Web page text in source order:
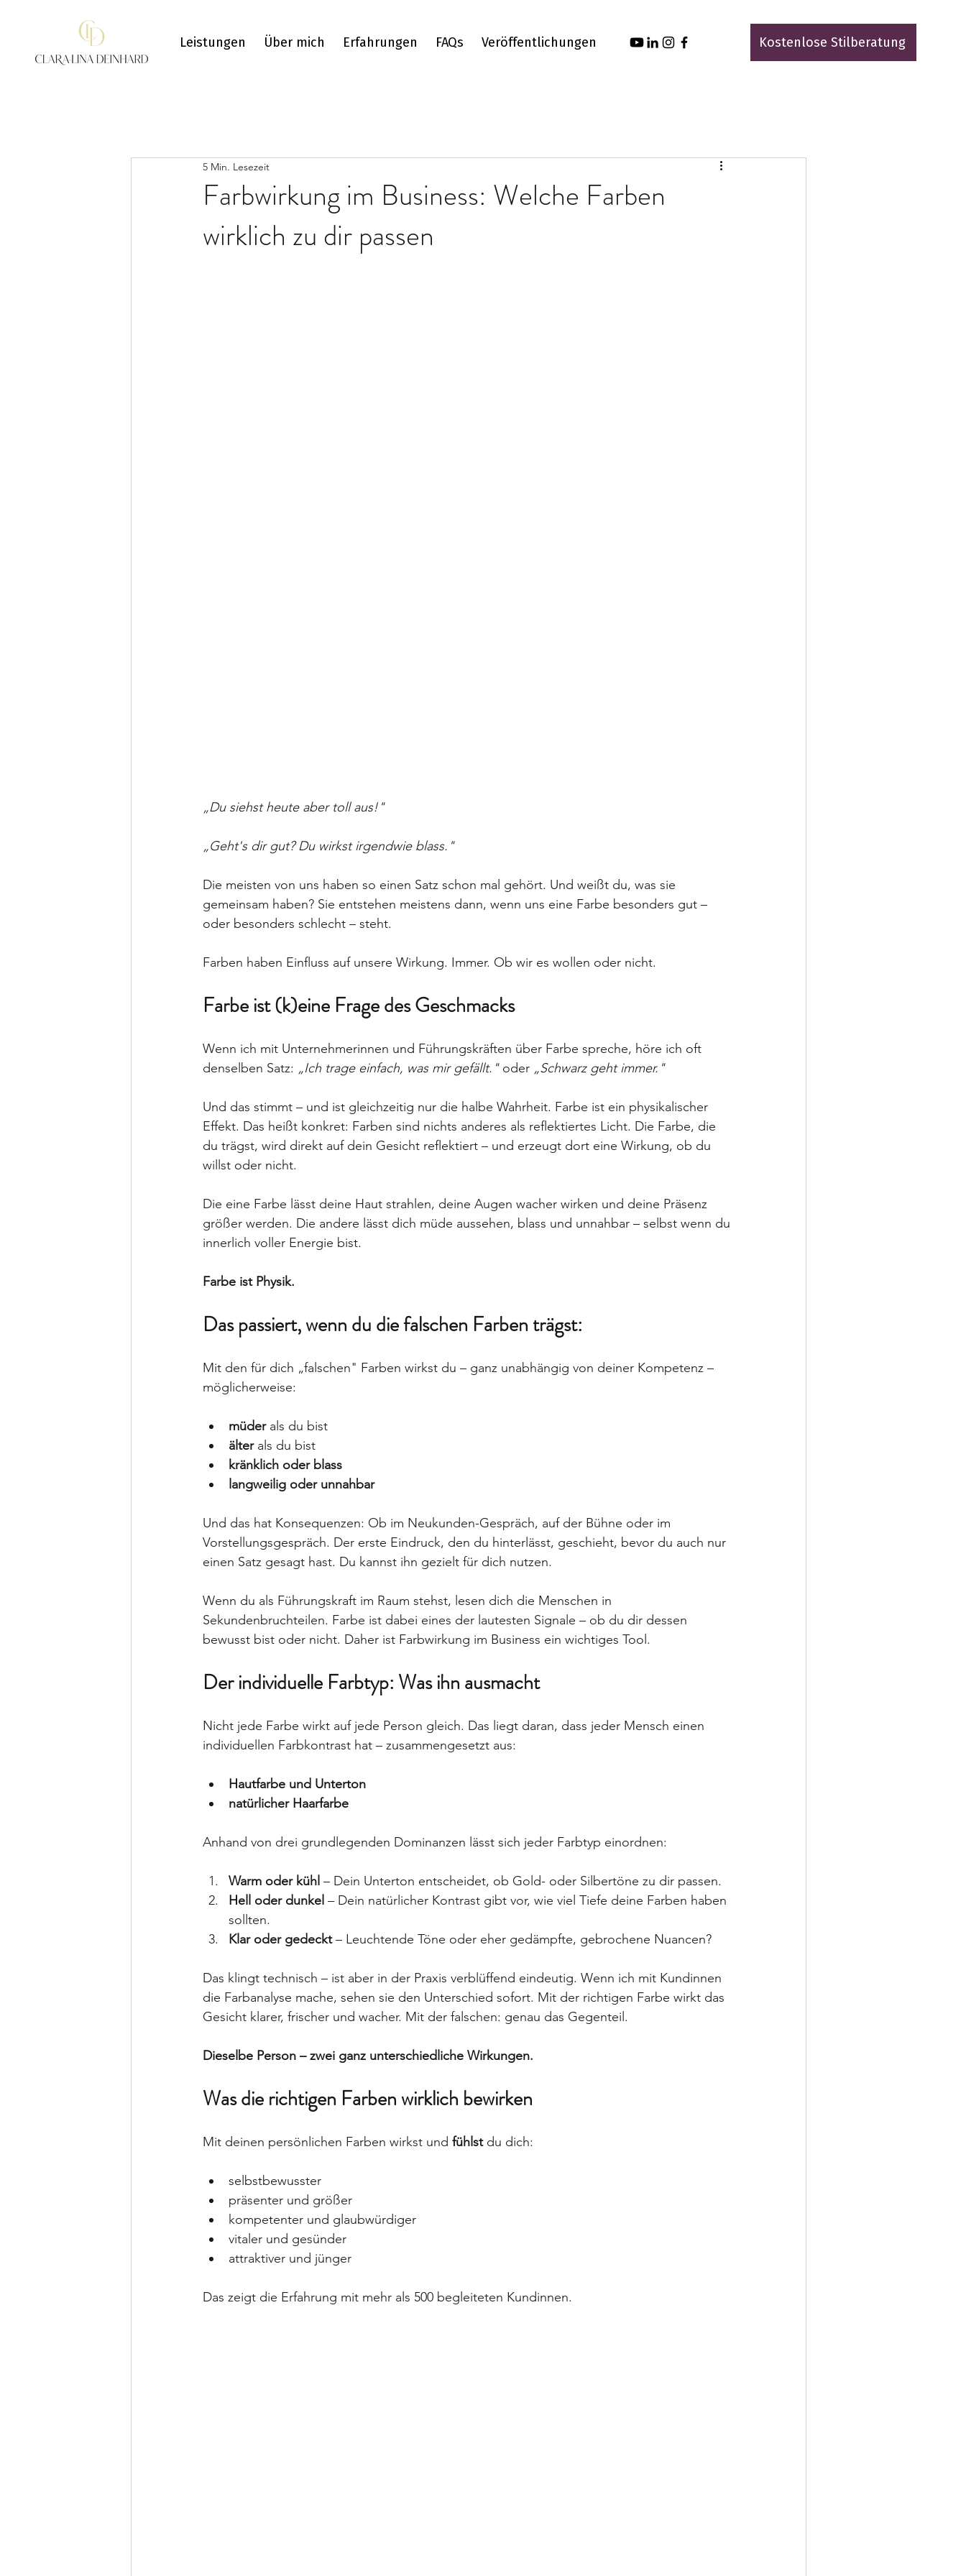
Leistungen Über mich Erfahrungen FAQs Veröffentlichungen Kostenlose Stilberatung
Farbwirkung im Business: Welche Farben
wirklich zu dir passen
5 Min. Lesezeit
„Du siehst heute aber toll aus!"
„Geht's dir gut? Du wirkst irgendwie blass."
Die meisten von uns haben so einen Satz schon mal gehört. Und weißt du, was sie
gemeinsam haben? Sie entstehen meistens dann, wenn uns eine Farbe besonders gut –
oder besonders schlecht – steht.
Farben haben Einfluss auf unsere Wirkung. Immer. Ob wir es wollen oder nicht.
Farbe ist (k)eine Frage des Geschmacks
Wenn ich mit Unternehmerinnen und Führungskräften über Farbe spreche, höre ich oft
denselben Satz: „Ich trage einfach, was mir gefällt." oder „Schwarz geht immer."
Und das stimmt – und ist gleichzeitig nur die halbe Wahrheit. Farbe ist ein physikalischer
Effekt. Das heißt konkret: Farben sind nichts anderes als reflektiertes Licht. Die Farbe, die
du trägst, wird direkt auf dein Gesicht reflektiert – und erzeugt dort eine Wirkung, ob du
willst oder nicht.
Die eine Farbe lässt deine Haut strahlen, deine Augen wacher wirken und deine Präsenz
größer werden. Die andere lässt dich müde aussehen, blass und unnahbar – selbst wenn du
innerlich voller Energie bist.
Farbe ist Physik.
Das passiert, wenn du die falschen Farben trägst:
Mit den für dich „falschen" Farben wirkst du – ganz unabhängig von deiner Kompetenz –
möglicherweise:
müder als du bist
älter als du bist
kränklich oder blass
langweilig oder unnahbar
Und das hat Konsequenzen: Ob im Neukunden-Gespräch, auf der Bühne oder im
Vorstellungsgespräch. Der erste Eindruck, den du hinterlässt, geschieht, bevor du auch nur
einen Satz gesagt hast. Du kannst ihn gezielt für dich nutzen.
Wenn du als Führungskraft im Raum stehst, lesen dich die Menschen in
Sekundenbruchteilen. Farbe ist dabei eines der lautesten Signale – ob du dir dessen
bewusst bist oder nicht. Daher ist Farbwirkung im Business ein wichtiges Tool.
Der individuelle Farbtyp: Was ihn ausmacht
Nicht jede Farbe wirkt auf jede Person gleich. Das liegt daran, dass jeder Mensch einen
individuellen Farbkontrast hat – zusammengesetzt aus:
Hautfarbe und Unterton
natürlicher Haarfarbe
Anhand von drei grundlegenden Dominanzen lässt sich jeder Farbtyp einordnen:
Warm oder kühl – Dein Unterton entscheidet, ob Gold- oder Silbertöne zu dir passen.
Hell oder dunkel – Dein natürlicher Kontrast gibt vor, wie viel Tiefe deine Farben haben
sollten.
Klar oder gedeckt – Leuchtende Töne oder eher gedämpfte, gebrochene Nuancen?
Das klingt technisch – ist aber in der Praxis verblüffend eindeutig. Wenn ich mit Kundinnen
die Farbanalyse mache, sehen sie den Unterschied sofort. Mit der richtigen Farbe wirkt das
Gesicht klarer, frischer und wacher. Mit der falschen: genau das Gegenteil.
Dieselbe Person – zwei ganz unterschiedliche Wirkungen.
Was die richtigen Farben wirklich bewirken
Mit deinen persönlichen Farben wirkst und fühlst du dich:
selbstbewusster
präsenter und größer
kompetenter und glaubwürdiger
vitaler und gesünder
attraktiver und jünger
Das zeigt die Erfahrung mit mehr als 500 begleiteten Kundinnen.